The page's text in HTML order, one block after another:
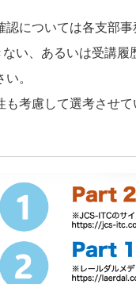
については各支部事
い、あるいは受講履
。
考慮して選考させて